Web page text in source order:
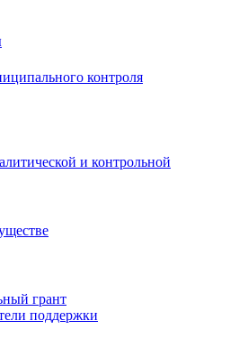
контроля
и контрольной
грант
поддержки